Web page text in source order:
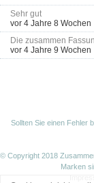
Sehr gut
vor 4 Jahre 8 Wochen
Die zusammen
vor 4 Jahre 9 Wochen
Sollten Sie einen Fehler
© Copyright 2018
Marken